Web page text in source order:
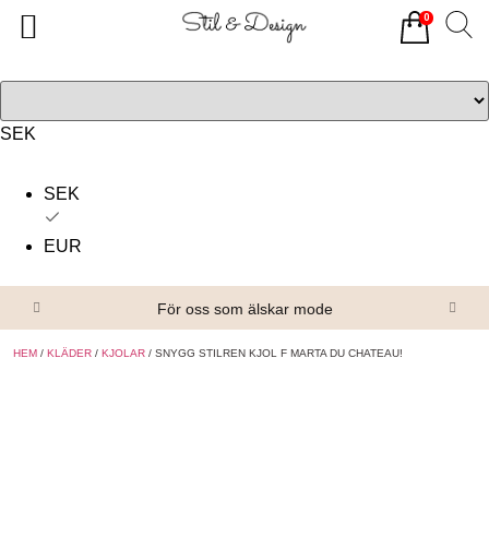
SEK
SEK
EUR
För oss som älskar mode
HEM / KLÄDER / KJOLAR / SNYGG STILREN KJOL F MARTA DU CHATEAU!
0
Alla produkter
Om oss